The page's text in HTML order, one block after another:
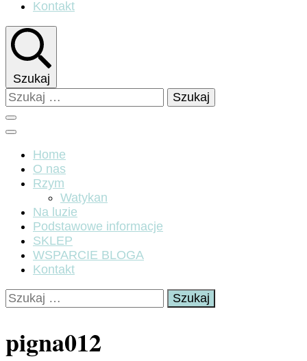
Kontakt
Szukaj
Szukaj:
Home
O nas
Rzym
Watykan
Na luzie
Podstawowe informacje
SKLEP
WSPARCIE BLOGA
Kontakt
Szukaj:
pigna012